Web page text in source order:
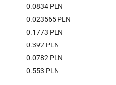
0.0834 PLN
0.023565 PLN
0.1773 PLN
0.392 PLN
0.0782 PLN
0.553 PLN